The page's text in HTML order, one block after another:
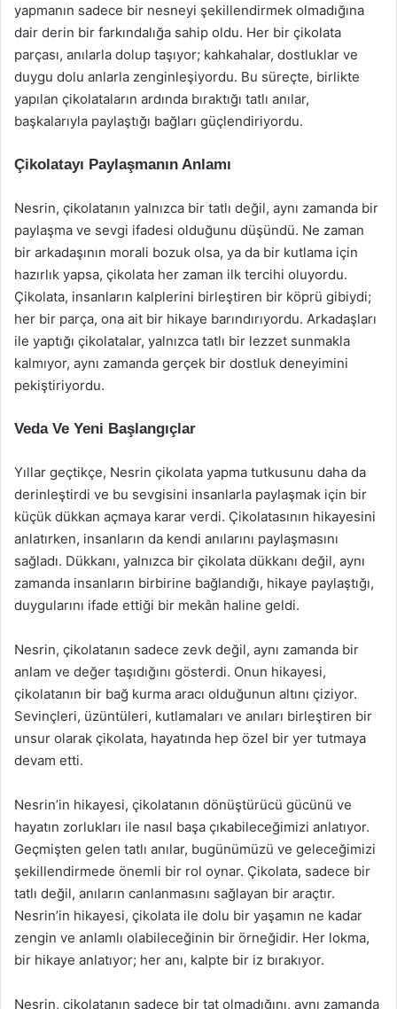
yapmanın sadece bir nesneyi şekillendirmek olmadığına
dair derin bir farkındalığa sahip oldu. Her bir çikolata
parçası, anılarla dolup taşıyor; kahkahalar, dostluklar ve
duygu dolu anlarla zenginleşiyordu. Bu süreçte, birlikte
yapılan çikolataların ardında bıraktığı tatlı anılar,
başkalarıyla paylaştığı bağları güçlendiriyordu.
Çikolatayı Paylaşmanın Anlamı
Nesrin, çikolatanın yalnızca bir tatlı değil, aynı zamanda bir
paylaşma ve sevgi ifadesi olduğunu düşündü. Ne zaman
bir arkadaşının morali bozuk olsa, ya da bir kutlama için
hazırlık yapsa, çikolata her zaman ilk tercihi oluyordu.
Çikolata, insanların kalplerini birleştiren bir köprü gibiydi;
her bir parça, ona ait bir hikaye barındırıyordu. Arkadaşları
ile yaptığı çikolatalar, yalnızca tatlı bir lezzet sunmakla
kalmıyor, aynı zamanda gerçek bir dostluk deneyimini
pekiştiriyordu.
Veda Ve Yeni Başlangıçlar
Yıllar geçtikçe, Nesrin çikolata yapma tutkusunu daha da
derinleştirdi ve bu sevgisini insanlarla paylaşmak için bir
küçük dükkan açmaya karar verdi. Çikolatasının hikayesini
anlatırken, insanların da kendi anılarını paylaşmasını
sağladı. Dükkanı, yalnızca bir çikolata dükkanı değil, aynı
zamanda insanların birbirine bağlandığı, hikaye paylaştığı,
duygularını ifade ettiği bir mekân haline geldi.
Nesrin, çikolatanın sadece zevk değil, aynı zamanda bir
anlam ve değer taşıdığını gösterdi. Onun hikayesi,
çikolatanın bir bağ kurma aracı olduğunun altını çiziyor.
Sevinçleri, üzüntüleri, kutlamaları ve anıları birleştiren bir
unsur olarak çikolata, hayatında hep özel bir yer tutmaya
devam etti.
Nesrin’in hikayesi, çikolatanın dönüştürücü gücünü ve
hayatın zorlukları ile nasıl başa çıkabileceğimizi anlatıyor.
Geçmişten gelen tatlı anılar, bugünümüzü ve geleceğimizi
şekillendirmede önemli bir rol oynar. Çikolata, sadece bir
tatlı değil, anıların canlanmasını sağlayan bir araçtır.
Nesrin’in hikayesi, çikolata ile dolu bir yaşamın ne kadar
zengin ve anlamlı olabileceğinin bir örneğidir. Her lokma,
bir hikaye anlatıyor; her anı, kalpte bir iz bırakıyor.
Nesrin, çikolatanın sadece bir tat olmadığını, aynı zamanda